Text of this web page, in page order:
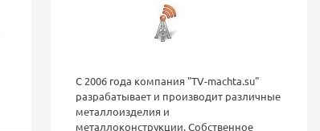
С 2006 года компания "TV-machta.su"
разрабатывает и производит различные
металлоизделия и
металлоконструкции. Собственное